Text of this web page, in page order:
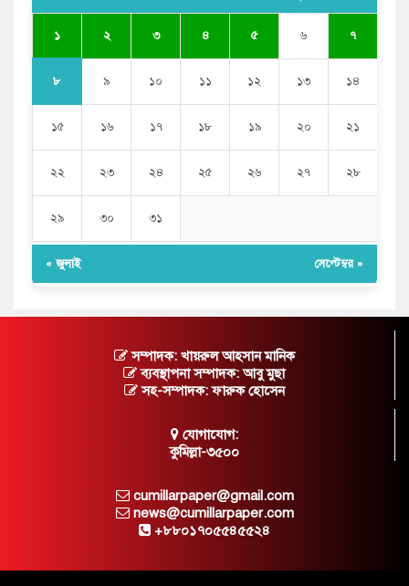
১ ২ ৩ ৪ ৫ ৬ ৭
৮ ৯ ১০ ১১ ১২ ১৩ ১৪
১৫ ১৬ ১৭ ১৮ ১৯ ২০ ২১
২২ ২৩ ২৪ ২৫ ২৬ ২৭ ২৮
২৯ ৩০ ৩১
« জুলাই সেপ্টেম্বর »
সম্পাদক: খায়রুল আহসান মানিক
ব্যবস্থাপনা সম্পাদক: আবু মুছা
সহ-সম্পাদক: ফারুক হোসেন
যোগাযোগ:
কুমিল্লা-৩৫০০
cumillarpaper@gmail.com
news@cumillarpaper.com
+৮৮০১৭০৫৫৪৫৫২৪